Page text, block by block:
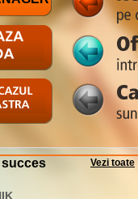
Vezi toate